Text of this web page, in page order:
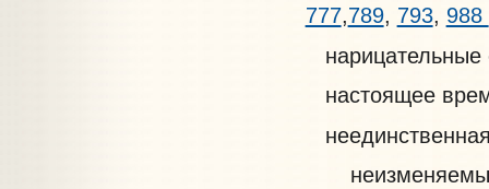
777,789, 793, 988
нарицательные
настоящее